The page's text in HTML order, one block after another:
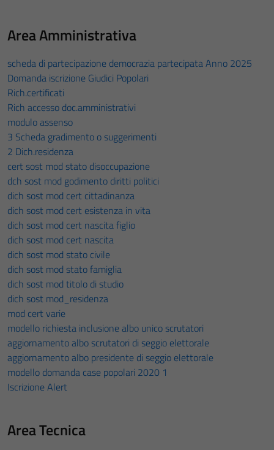
Area Amministrativa
scheda di partecipazione democrazia partecipata Anno 2025
Domanda iscrizione Giudici Popolari
Rich.certificati
Rich accesso doc.amministrativi
modulo assenso
3 Scheda gradimento o suggerimenti
2 Dich.residenza
cert sost mod stato disoccupazione
dch sost mod godimento diritti politici
dich sost mod cert cittadinanza
dich sost mod cert esistenza in vita
dich sost mod cert nascita figlio
dich sost mod cert nascita
dich sost mod stato civile
dich sost mod stato famiglia
dich sost mod titolo di studio
dich sost mod_residenza
mod cert varie
modello richiesta inclusione albo unico scrutatori
aggiornamento albo scrutatori di seggio elettorale
aggiornamento albo presidente di seggio elettorale
modello domanda case popolari 2020 1
Iscrizione Alert
Area Tecnica